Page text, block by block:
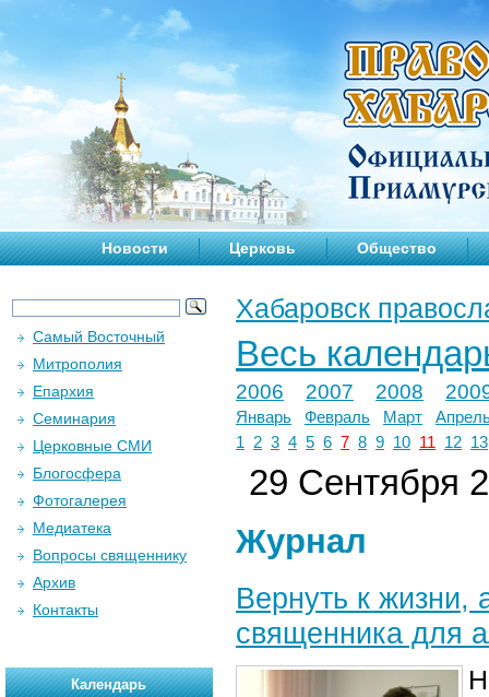
Новости Церковь Общество
Хабаровск
Весь
2006 2007 2008
Январь Февраль Март
1
2 3 4 5 6 7 8 9 10 11 12 13
29 Сентября
Журнал
Вернуть к жизни,
священника для
Самый Восточный
Митрополия
Епархия
Семинария
Церковные СМИ
Блогосфера
Фотогалерея
Медиатека
Вопросы священнику
Архив
Контакты
Календарь